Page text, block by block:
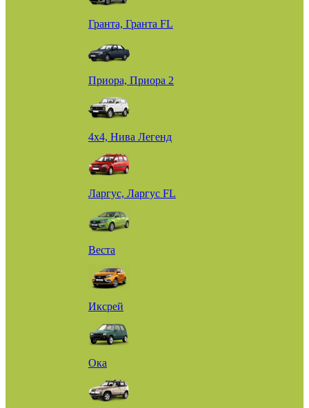
Гранта, Гранта FL
Приора, Приора 2
4х4, Нива Легенд
Ларгус, Ларгус FL
Веста
Иксрей
Ока